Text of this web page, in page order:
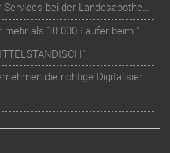
Digitalisierung der Mitglieder-Services bei der Landesapothekerkammer Baden-Württemberg
Teilnehmer-Management für mehr als 10.000 Läufer beim "RUN Thüringer Unternehmenslauf"
Wie entwickelt man als Unternehmen die richtige Digitalisierungs-Strategie?